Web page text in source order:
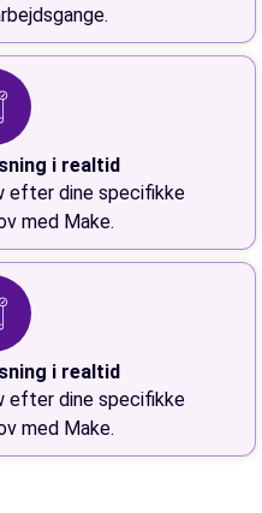
i realtid
efter dine specifikke
med Make.
i realtid
efter dine specifikke
med Make.